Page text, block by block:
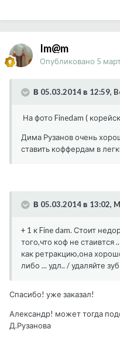
Im@m
Опубликовано 5
В 05.03.2014 в 12:59,
На фото Finedam (
Дима Рузанов очень
ставить коффердам в
В 05.03.2014 в 13:02,
+ 1 к Fine dam. Стоит
того,что коф не стаивтся
как ретракцию,она
либо ... удл.. / удаляйте зуб
Спасибо! уже заказал!
Александр! может тогда
Д.Рузанова